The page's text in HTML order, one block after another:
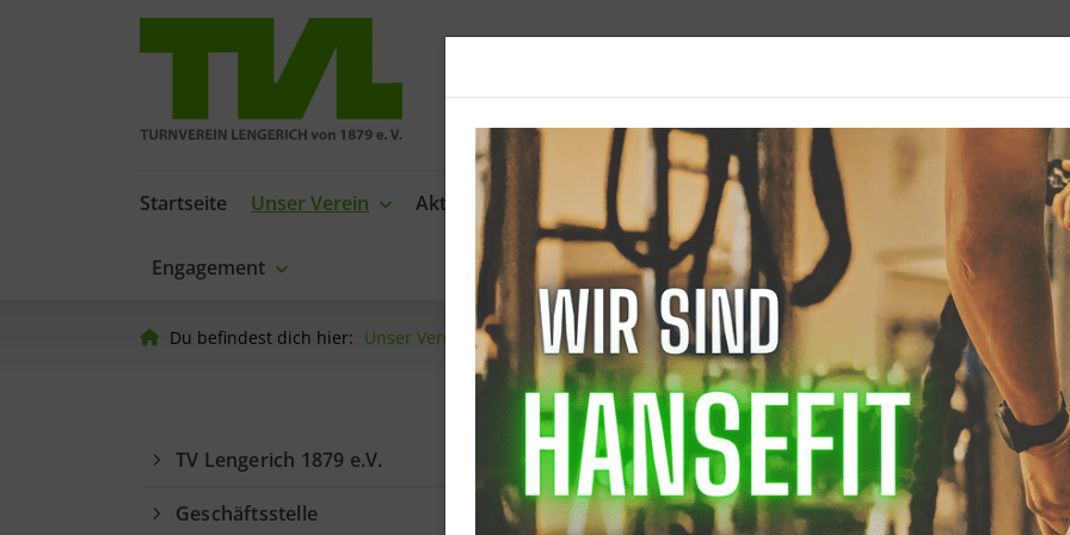
Startseite Unser Verein Aktuelles Sportangebot Fitnessstudio Gesundheitssport
Engagement
Du befindest dich hier: Unser Verein TVL-App
UNSERE TVL APP!
Ganz einfach noch schneller am
TV Lengerich 1879 e.V.
Geschäftsstelle